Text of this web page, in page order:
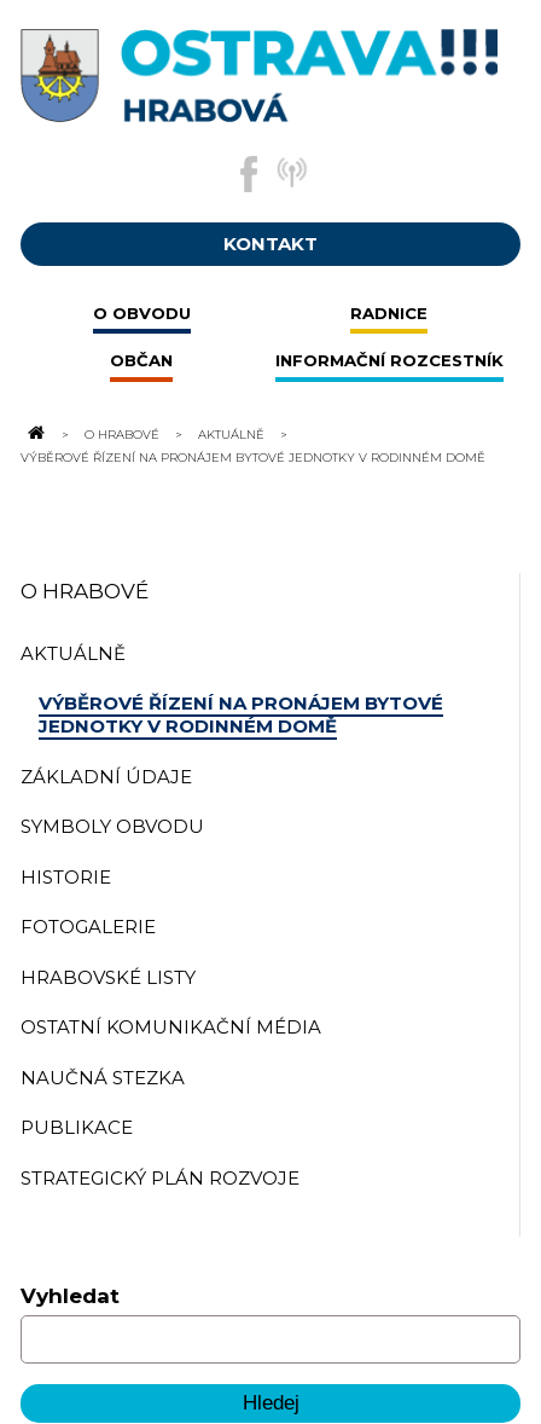
KONTAKT
O OBVODU RADNICE
OBČAN INFORMAČNÍ ROZCESTNÍK
O HRABOVÉ
AKTUÁLNĚ
VÝBĚROVÉ ŘÍZENÍ NA PRONÁJEM BYTOVÉ JEDNOTKY V RODINNÉM DOMĚ
O HRABOVÉ
AKTUÁLNĚ
VÝBĚROVÉ ŘÍZENÍ NA PRONÁJEM BYTOVÉ
JEDNOTKY V RODINNÉM DOMĚ
ZÁKLADNÍ ÚDAJE
SYMBOLY OBVODU
HISTORIE
FOTOGALERIE
HRABOVSKÉ LISTY
OSTATNÍ KOMUNIKAČNÍ MÉDIA
NAUČNÁ STEZKA
PUBLIKACE
STRATEGICKÝ PLÁN ROZVOJE
Vyhledat